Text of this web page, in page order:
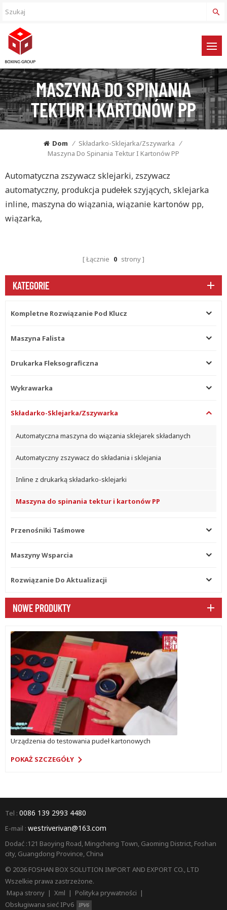
MASZYNA DO SPINANIA
TEKTUR I KARTONÓW PP
Dom / Składarko-Sklejarka/zszywarka /
Maszyna Do Spinania Tektur I Kartonów PP
Automatyczna zszywacz sklejarki, zszywacz
automatyczny, produkcja pudełek szyjących, sklejarka
inline, maszyna do wiązania, wiązanie kartonów pp,
wiązarka,
Łącznie 0 strony
KATEGORIE
Kompletne Rozwiązanie Pod Klucz
Maszyna Falista
Drukarka Fleksograficzna
Wykrawarka
Składarko-Sklejarka/zszywarka
Automatyczna maszyna do wiązania sklejarek składanych
Automatyczny zszywacz do składania i sklejania
Inline z drukarką składarko-sklejarki
Maszyna do spinania tektur i kartonów PP
Przenośniki Taśmowe
Maszyny Wsparcia
Rozwiązanie Do Aktualizacji
NOWE PRODUKTY
Urządzenia do testowania pudeł kartonowych
POKAŻ SZCZEGÓŁY
Tel : 0086 139 2993 4480
E-mail : westriverivan@163.com
Dodać :121 Baoying Road, Mingcheng Town, Gaoming District, Foshan
city, Guangdong Province, China
© 2026 FOSHAN BOX SOLUTION IMPORT AND EXPORT CO., LTD
Wszelkie prawa zastrzeżone.
Mapa strony | Xml | Polityka prywatności |
Obsługiwana sieć IPv6